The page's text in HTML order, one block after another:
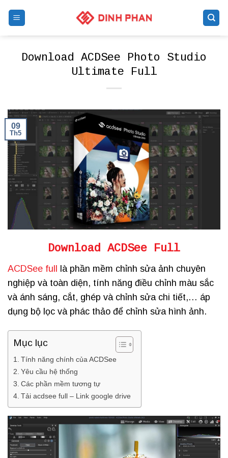
Download ACDSee Photo Studio
Ultimate Full
09
Th5
Download ACDSee Full
ACDSee full
là phần mềm chỉnh sửa ảnh chuyên
nghiệp và toàn diện, tính năng điều chỉnh màu sắc
và ánh sáng, cắt, ghép và chỉnh sửa chi tiết,… áp
dụng bộ lọc và phác thảo để chỉnh sửa hình ảnh.
Mục lục
Tính năng chính của ACDSee
Yêu cầu hệ thống
Các phần mềm tương tự
Tải acdsee full – Link google drive